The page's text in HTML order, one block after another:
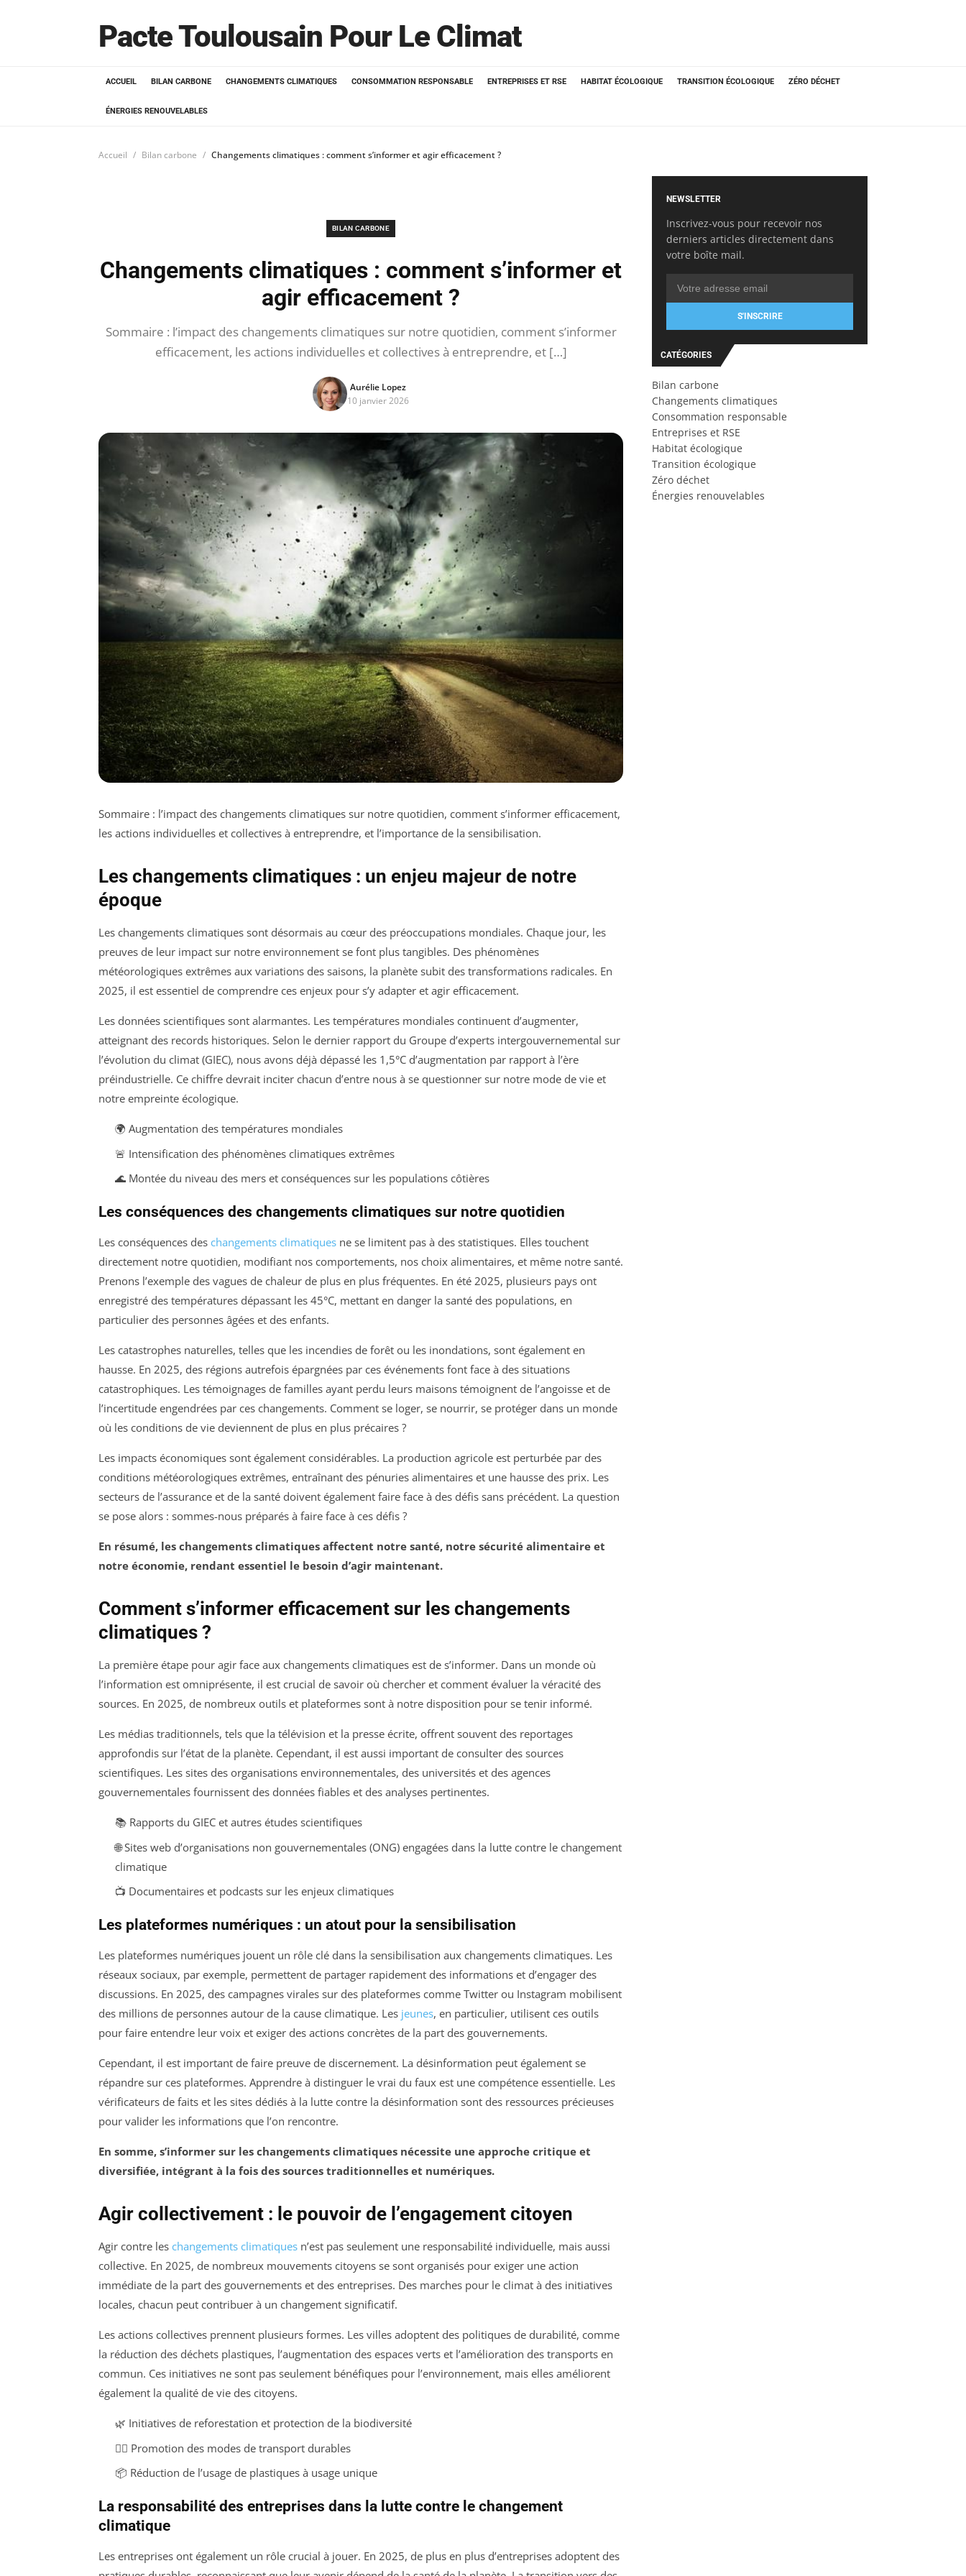
Pacte Toulousain Pour Le Climat
ACCUEIL BILAN CARBONE CHANGEMENTS CLIMATIQUES CONSOMMATION RESPONSABLE ENTREPRISES ET RSE HABITAT ÉCOLOGIQUE TRANSITION ÉCOLOGIQUE ZÉRO DÉCHET
ÉNERGIES RENOUVELABLES
Accueil Bilan carbone Changements climatiques : comment s’informer et agir efficacement ?
BILAN CARBONE
Changements climatiques : comment s’informer et
agir efficacement ?
Sommaire : l’impact des changements climatiques sur notre quotidien, comment s’informer
efficacement, les actions individuelles et collectives à entreprendre, et […]
Aurélie Lopez
10 janvier 2026
Sommaire : l’impact des changements climatiques sur notre quotidien, comment s’informer efficacement,
les actions individuelles et collectives à entreprendre, et l’importance de la sensibilisation.
Les changements climatiques : un enjeu majeur de notre
époque
Les changements climatiques sont désormais au cœur des préoccupations mondiales. Chaque jour, les
preuves de leur impact sur notre environnement se font plus tangibles. Des phénomènes
météorologiques extrêmes aux variations des saisons, la planète subit des transformations radicales. En
2025, il est essentiel de comprendre ces enjeux pour s’y adapter et agir efficacement.
Les données scientifiques sont alarmantes. Les températures mondiales continuent d’augmenter,
atteignant des records historiques. Selon le dernier rapport du Groupe d’experts intergouvernemental sur
l’évolution du climat (GIEC), nous avons déjà dépassé les 1,5°C d’augmentation par rapport à l’ère
préindustrielle. Ce chiffre devrait inciter chacun d’entre nous à se questionner sur notre mode de vie et
notre empreinte écologique.
🌍 Augmentation des températures mondiales
🚨 Intensification des phénomènes climatiques extrêmes
🌊 Montée du niveau des mers et conséquences sur les populations côtières
Les conséquences des changements climatiques sur notre quotidien
Les conséquences des changements climatiques ne se limitent pas à des statistiques. Elles touchent
directement notre quotidien, modifiant nos comportements, nos choix alimentaires, et même notre santé.
Prenons l’exemple des vagues de chaleur de plus en plus fréquentes. En été 2025, plusieurs pays ont
enregistré des températures dépassant les 45°C, mettant en danger la santé des populations, en
particulier des personnes âgées et des enfants.
Les catastrophes naturelles, telles que les incendies de forêt ou les inondations, sont également en
hausse. En 2025, des régions autrefois épargnées par ces événements font face à des situations
catastrophiques. Les témoignages de familles ayant perdu leurs maisons témoignent de l’angoisse et de
l’incertitude engendrées par ces changements. Comment se loger, se nourrir, se protéger dans un monde
où les conditions de vie deviennent de plus en plus précaires ?
Les impacts économiques sont également considérables. La production agricole est perturbée par des
conditions météorologiques extrêmes, entraînant des pénuries alimentaires et une hausse des prix. Les
secteurs de l’assurance et de la santé doivent également faire face à des défis sans précédent. La question
se pose alors : sommes-nous préparés à faire face à ces défis ?
En résumé, les changements climatiques affectent notre santé, notre sécurité alimentaire et
notre économie, rendant essentiel le besoin d’agir maintenant.
Comment s’informer efficacement sur les changements
climatiques ?
La première étape pour agir face aux changements climatiques est de s’informer. Dans un monde où
l’information est omniprésente, il est crucial de savoir où chercher et comment évaluer la véracité des
sources. En 2025, de nombreux outils et plateformes sont à notre disposition pour se tenir informé.
Les médias traditionnels, tels que la télévision et la presse écrite, offrent souvent des reportages
approfondis sur l’état de la planète. Cependant, il est aussi important de consulter des sources
scientifiques. Les sites des organisations environnementales, des universités et des agences
gouvernementales fournissent des données fiables et des analyses pertinentes.
📚 Rapports du GIEC et autres études scientifiques
🌐 Sites web d’organisations non gouvernementales (ONG) engagées dans la lutte contre le changement
climatique
📺 Documentaires et podcasts sur les enjeux climatiques
Les plateformes numériques : un atout pour la sensibilisation
Les plateformes numériques jouent un rôle clé dans la sensibilisation aux changements climatiques. Les
réseaux sociaux, par exemple, permettent de partager rapidement des informations et d’engager des
discussions. En 2025, des campagnes virales sur des plateformes comme Twitter ou Instagram mobilisent
des millions de personnes autour de la cause climatique. Les jeunes, en particulier, utilisent ces outils
pour faire entendre leur voix et exiger des actions concrètes de la part des gouvernements.
Cependant, il est important de faire preuve de discernement. La désinformation peut également se
répandre sur ces plateformes. Apprendre à distinguer le vrai du faux est une compétence essentielle. Les
vérificateurs de faits et les sites dédiés à la lutte contre la désinformation sont des ressources précieuses
pour valider les informations que l’on rencontre.
En somme, s’informer sur les changements climatiques nécessite une approche critique et
diversifiée, intégrant à la fois des sources traditionnelles et numériques.
Agir collectivement : le pouvoir de l’engagement citoyen
Agir contre les changements climatiques n’est pas seulement une responsabilité individuelle, mais aussi
collective. En 2025, de nombreux mouvements citoyens se sont organisés pour exiger une action
immédiate de la part des gouvernements et des entreprises. Des marches pour le climat à des initiatives
locales, chacun peut contribuer à un changement significatif.
Les actions collectives prennent plusieurs formes. Les villes adoptent des politiques de durabilité, comme
la réduction des déchets plastiques, l’augmentation des espaces verts et l’amélioration des transports en
commun. Ces initiatives ne sont pas seulement bénéfiques pour l’environnement, mais elles améliorent
également la qualité de vie des citoyens.
🌿 Initiatives de reforestation et protection de la biodiversité
🚴‍♂️ Promotion des modes de transport durables
📦 Réduction de l’usage de plastiques à usage unique
La responsabilité des entreprises dans la lutte contre le changement
climatique
Les entreprises ont également un rôle crucial à jouer. En 2025, de plus en plus d’entreprises adoptent des
NEWSLETTER
Inscrivez-vous pour recevoir nos
derniers articles directement dans
votre boîte mail.
S'INSCRIRE
CATÉGORIES
Bilan carbone
Changements climatiques
Consommation responsable
Entreprises et RSE
Habitat écologique
Transition écologique
Zéro déchet
Énergies renouvelables